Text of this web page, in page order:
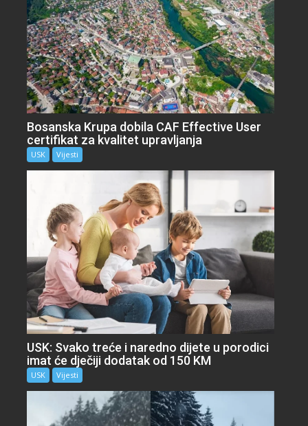
Bosanska Krupa dobila CAF Effective User
certifikat za kvalitet upravljanja
USK Vijesti
USK: Svako treće i naredno dijete u porodici
imat će dječiji dodatak od 150 KM
USK Vijesti